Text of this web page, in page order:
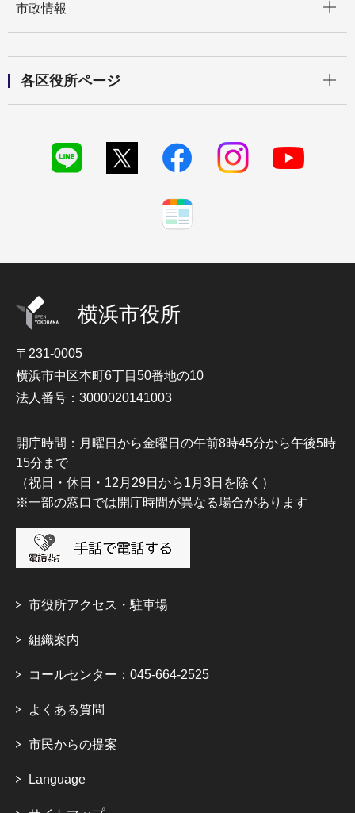
市政情報
各区役所ページ
横浜市役所
〒231-0005
横浜市中区本町6丁目50番地の10
法人番号：3000020141003
開庁時間：月曜日から金曜日の午前8時45分から午後5時
15分まで
（祝日・休日・12月29日から1月3日を除く）
※一部の窓口では開庁時間が異なる場合があります
市役所アクセス・駐車場
組織案内
コールセンター：045-664-2525
よくある質問
市民からの提案
Language